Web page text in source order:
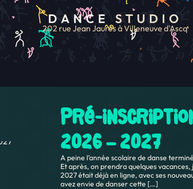
202 rue Jean Jaurès à Villeneuve d'Ascq
Pré-
2026 – 2027
A peine l’année scolaire de danse
Et après, on prendra quelques
2027 était déjà en ligne, avec ses
avez envie de danser cette […]